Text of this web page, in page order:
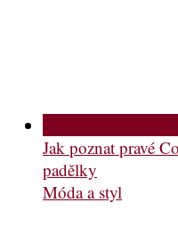
Jak poznat pravé
padělky
Móda a styl